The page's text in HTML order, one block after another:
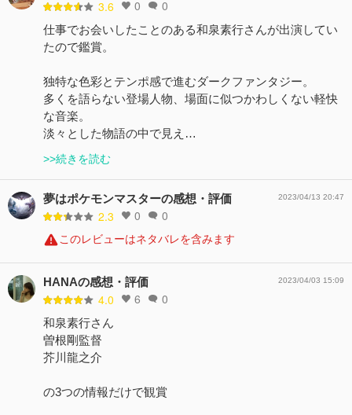
3.6 0 0
仕事でお会いしたことのある和泉素行さんが出演してい
たので鑑賞。
独特な色彩とテンポ感で進むダークファンタジー。
多くを語らない登場人物、場面に似つかわしくない軽快
な音楽。
淡々とした物語の中で見え…
>>続きを読む
夢はポケモンマスターの感想・評価
2.3 0 0
2023/04/13 20:47
このレビューはネタバレを含みます
HANAの感想・評価
4.0 6 0
2023/04/03 15:09
和泉素行さん
曽根剛監督
芥川龍之介
の3つの情報だけで観賞